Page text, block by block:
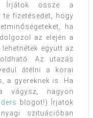
Írjátok össze a
te fizetésedet, hogy
ha
az elején a
együtt az
Az utazás
átélni a korai
a gyereknek is. Ha
vágysz, nagyon
blogot!) Írjatok
szituációban